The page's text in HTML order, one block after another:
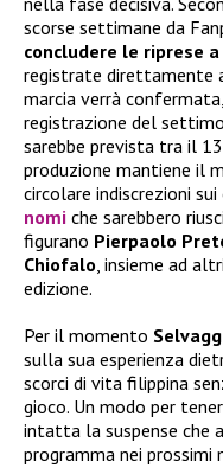
scorse settimane da
concludere le riprese
registrate direttamente
marcia verrà
registrazione del
sarebbe prevista tra il
produzione mantiene il
circolare indiscrezioni
nomi che sarebbero
figurano Pierpaolo
Chiofalo, insieme ad
edizione.
Per il momento
sulla sua esperienza
scorci di vita filippina
gioco. Un modo per
intatta la suspense che
programma nei prossimi